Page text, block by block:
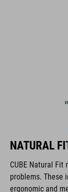
aprendices
tiempo.
conquistar
La marca CUBE
alta calidad,
actuales.
diseñadores en
NATURAL
CUBE Natural Fit
problems. These
ergonomic and